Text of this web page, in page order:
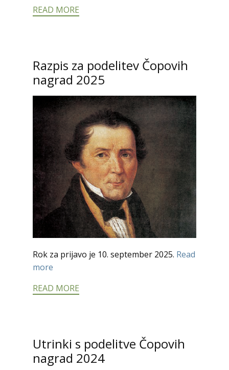
READ MORE
Razpis za podelitev Čopovih
nagrad 2025
Rok za prijavo je 10. september 2025. Read
more
READ MORE
Utrinki s podelitve Čopovih
nagrad 2024